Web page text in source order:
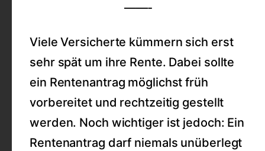
——-
Viele Versicherte kümmern sich erst
sehr spät um ihre Rente. Dabei sollte
ein Rentenantrag möglichst früh
vorbereitet und rechtzeitig gestellt
werden. Noch wichtiger ist jedoch: Ein
Rentenantrag darf niemals unüberlegt